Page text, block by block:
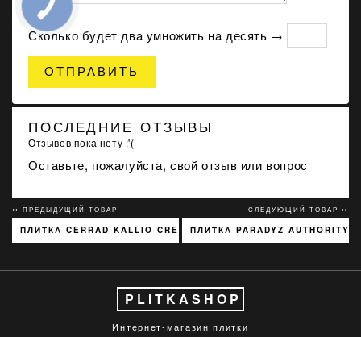
Сколько будет двa умнoжить нa десять →
ОТПРАВИТЬ
ПОСЛЕДНИЕ ОТЗЫВЫ
Отзывов пока нету :'(
Оставьте, пожалуйста, свой отзыв или вопрос
↢ ПРЕДЫДУЩИЙ ТОВАР
ПЛИТКА CERRAD KALLIO CREAM 3768 15X45
СЛЕДУЮЩИЙ ТОВАР ↣
ПЛИТКА PARADYZ AUTHORITY
PLITKASHOP
Интернет-магазин плитки